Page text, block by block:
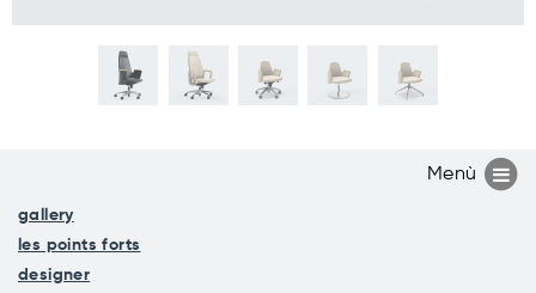
gallery
les points forts
designer